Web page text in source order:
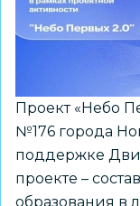
Проект «Небо
№176 города
поддержке
проекте –
образования в